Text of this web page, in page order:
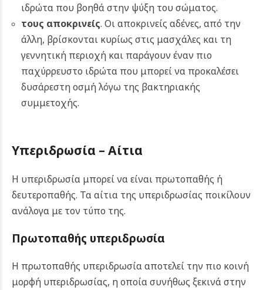
ιδρώτα που βοηθά στην ψύξη του σώματος.
τους αποκρινείς. Οι αποκρινείς αδένες, από την
άλλη, βρίσκονται κυρίως στις μασχάλες και τη
γεννητική περιοχή και παράγουν έναν πιο
παχύρρευστο ιδρώτα που μπορεί να προκαλέσει
δυσάρεστη οσμή λόγω της βακτηριακής
συμμετοχής.
Υπεριδρωσία – Αίτια
Η υπεριδρωσία μπορεί να είναι πρωτοπαθής ή
δευτεροπαθής. Τα αίτια της υπεριδρωσίας ποικίλουν
ανάλογα με τον τύπο της.
Πρωτοπαθής υπεριδρωσία
Η πρωτοπαθής υπεριδρωσία αποτελεί την πιο κοινή
μορφή υπεριδρωσίας, η οποία συνήθως ξεκινά στην